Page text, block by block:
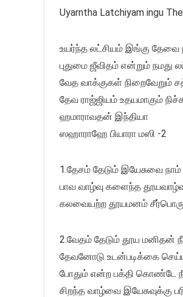
Uyarntha Latchiyam ingu
உயர்ந்த லட்சியம் இங்கு தேவை
புதுமை ஜீவிதம் என்றும் நமது
வேத வாக்குகள் நிறைவேறும்
தேவ ராஜ்ஜியம் உதயமாகும்
ஹமாராவதன் இந்தியா
ஸஹாராஹே பியாரா மஸி -2
1.தேசம் தேடும் இயேசுவை
பாவ வாழ்வு களைந்த
கலவையற்ற தூயமனம்
2.வேதம் தேடும் தூய மனிதன்
தேவனோடு உடன்படிக்கை
போதும் என்ற பக்தி கொண்டே
சிறந்த வாழ்வை இயேசுவுக்கு